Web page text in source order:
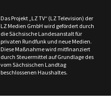
Das Projekt „LZ TV“ (LZ Television) der
LZ Medien GmbH wird gefördert durch
die Sächsische Landesanstalt für
privaten Rundfunk und neue Medien.
Diese Maßnahme wird mitfinanziert
durch Steuermittel auf Grundlage des
vom Sächsischen Landtag
beschlossenen Haushaltes.